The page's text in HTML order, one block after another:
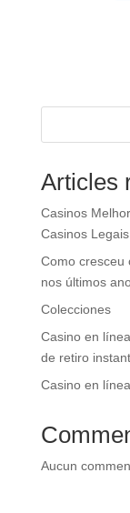
Articles
Casinos
Casinos
Como cresceu
nos últimos
Colecciones
Casino en
de retiro
Casino en
Aucun